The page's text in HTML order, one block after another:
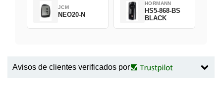
JCM
NEO20-N
HORMANN
HS5-868-BS
BLACK
Avisos de clientes verificados por